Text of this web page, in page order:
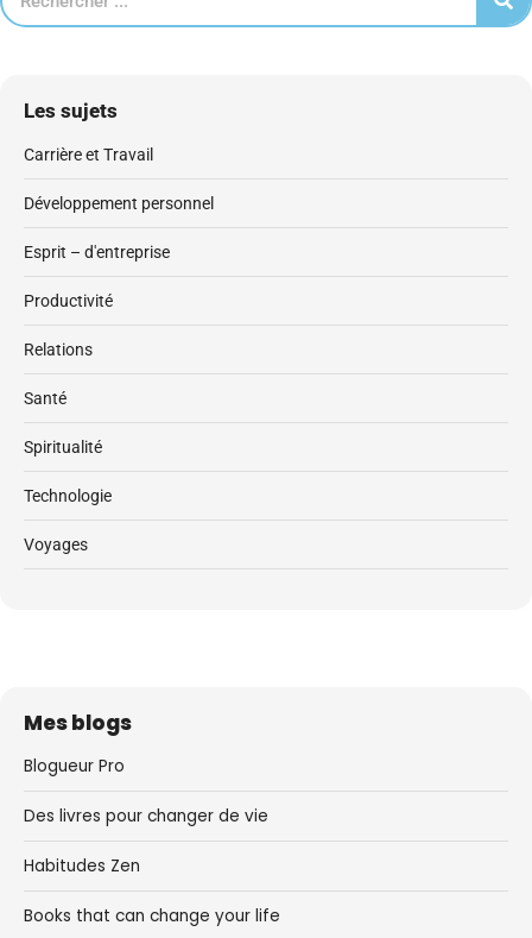
Les sujets
Carrière et Travail
Développement personnel
Esprit – d'entreprise
Productivité
Relations
Santé
Spiritualité
Technologie
Voyages
Mes blogs
Blogueur Pro
Des livres pour changer de vie
Habitudes Zen
Books that can change your life